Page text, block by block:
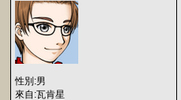
性別:男
來自:瓦肯星